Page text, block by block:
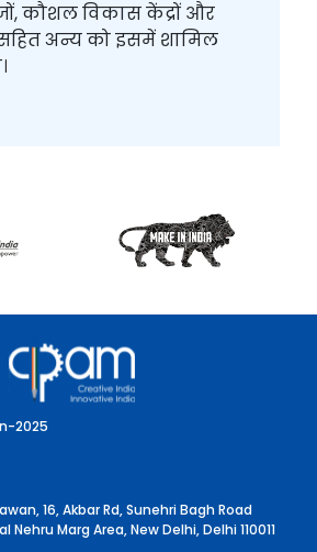
कौशल विकास केंद्रों और
सहित अन्य को इसमें शामिल
2025
16, Akbar Rd, Sunehri Bagh Road
Nehru Marg Area, New Delhi, Delhi 110011